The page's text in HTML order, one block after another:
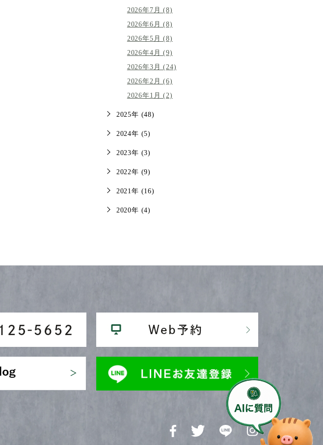
2026年7月 (8)
2026年6月 (8)
2026年5月 (8)
2026年4月 (9)
2026年3月 (24)
2026年2月 (6)
2026年1月 (2)
2025年 (48)
2024年 (5)
2023年 (3)
2022年 (9)
2021年 (16)
2020年 (4)